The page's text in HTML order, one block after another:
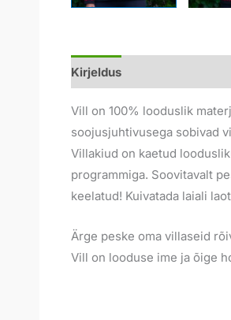
Kirjeldus
Vill on 100% looduslik
soojusjuhtivusega sobivad
Villakiud on kaetud
programmiga. Soovitavalt
keelatud! Kuivatada laiali
Ärge peske oma villaseid
Vill on looduse ime ja õige